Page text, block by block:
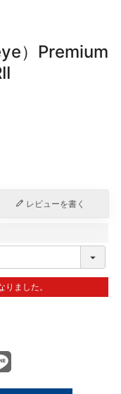
）Premium
レビューを書く
ました。